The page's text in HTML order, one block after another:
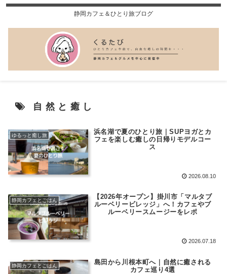
静岡カフェ＆ひとり旅ブログ
自然と癒し
ゆるっと癒し旅
浜名湖で夏のひとり旅｜SUPヨガとカ
フェを楽しむ癒しの日帰りモデルコー
ス
2026.08.10
静岡カフェとごはん
【2026年オープン】掛川市「マルタブ
ルーベリービレッジ」へ！カフェやブ
ルーベリースムージーをレポ
2026.07.18
静岡カフェとごはん
島田から川根本町へ｜自然に癒される
カフェ巡り4選